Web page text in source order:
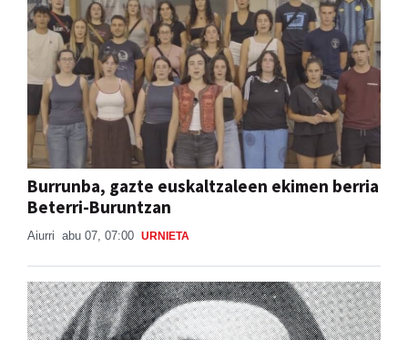
Burrunba, gazte euskaltzaleen ekimen berria
Beterri-Buruntzan
Aiurri abu 07, 07:00 URNIETA